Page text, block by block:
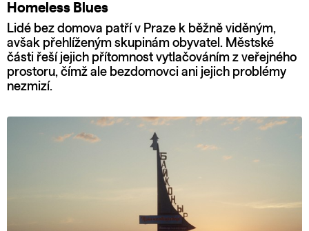
Homeless Blues
Lidé bez domova patří v Praze k běžně viděným,
avšak přehlíženým skupinám obyvatel. Městské
části řeší jejich přítomnost vytlačováním z veřejného
prostoru, čímž ale bezdomovci ani jejich problémy
nezmizí.